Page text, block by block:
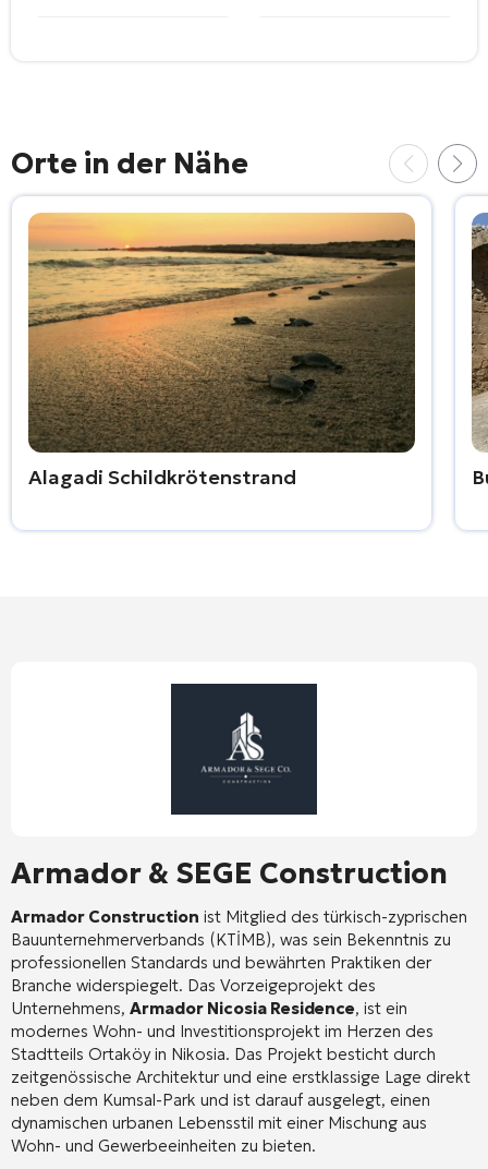
Orte in der Nähe
Alagadi Schildkrötenstrand
Armador & SEGE Construction
Armador Construction ist Mitglied des türkisch-zyprischen
Bauunternehmerverbands (KTİMB), was sein Bekenntnis zu
professionellen Standards und bewährten Praktiken der
Branche widerspiegelt. Das Vorzeigeprojekt des
Unternehmens, Armador Nicosia Residence, ist ein
modernes Wohn- und Investitionsprojekt im Herzen des
Stadtteils Ortaköy in Nikosia. Das Projekt besticht durch
zeitgenössische Architektur und eine erstklassige Lage direkt
neben dem Kumsal-Park und ist darauf ausgelegt, einen
dynamischen urbanen Lebensstil mit einer Mischung aus
Wohn- und Gewerbeeinheiten zu bieten.